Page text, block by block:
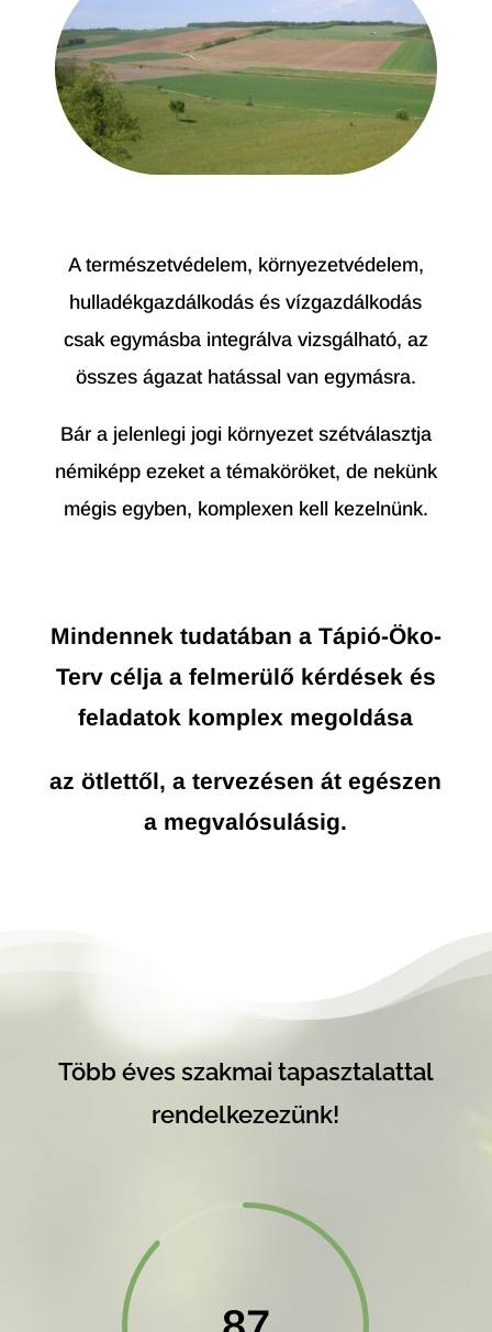
A természetvédelem, környezetvédelem,
hulladékgazdálkodás és vízgazdálkodás
csak egymásba integrálva vizsgálható, az
összes ágazat hatással van egymásra.
Bár a jelenlegi jogi környezet szétválasztja
némiképp ezeket a témaköröket, de nekünk
mégis egyben, komplexen kell kezelnünk.
Mindennek tudatában a Tápió-Öko-
Terv célja a felmerülő kérdések és
feladatok komplex megoldása
az ötlettől, a tervezésen át egészen
a megvalósulásig.
Több éves szakmai tapasztalattal
rendelkezezünk!